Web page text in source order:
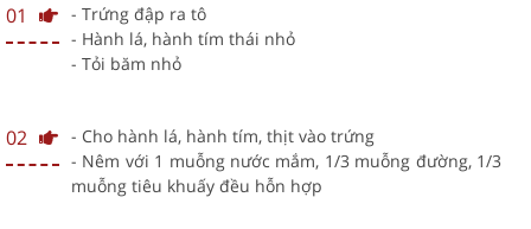
01
- Trứng đập ra tô
- Hành lá, hành tím thái nhỏ
- Tỏi băm nhỏ
02
- Cho hành lá, hành tím, thịt vào trứng
- Nêm với 1 muỗng nước mắm, 1/3 muỗng đường, 1/3
muỗng tiêu khuấy đều hỗn hợp